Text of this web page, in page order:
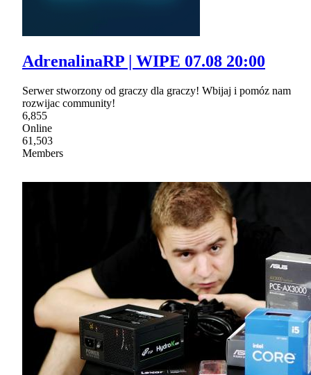
AdrenalinaRP | WIPE 07.08 20:00
Serwer stworzony od graczy dla graczy! Wbijaj i pomóz nam
rozwijac community!
6,855
Online
61,503
Members